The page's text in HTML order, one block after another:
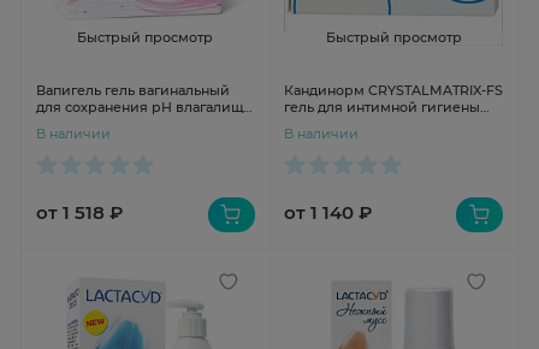
Быстрый просмотр
Вапигель гель вагинальный
для сохранения рH влагалища
В наличии
от 1 518 ₽
Быстрый просмотр
Кандинорм CRYSTALMATRIX-FS
гель для интимной гигиены
В наличии
от 1 140 ₽